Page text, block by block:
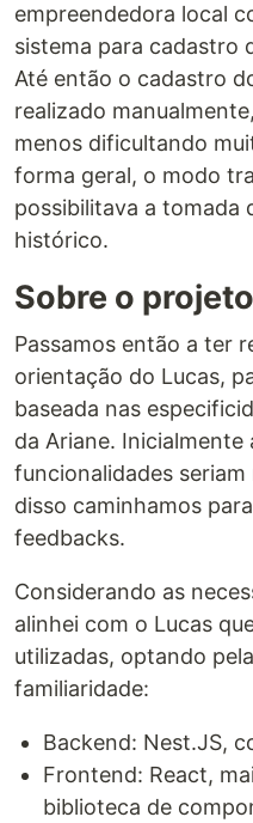
empreendedora local
sistema para cadastro
Até então o cadastro
realizado
menos dificultando
forma geral, o modo
possibilitava a tomada
histórico.
Sobre o projeto
Passamos então a ter
orientação do Lucas,
baseada nas
da Ariane. Inicialmente
funcionalidades
disso caminhamos
feedbacks.
Considerando as
alinhei com o Lucas
utilizadas, optando
familiaridade:
Backend: Nest.JS,
Frontend: React,
biblioteca de